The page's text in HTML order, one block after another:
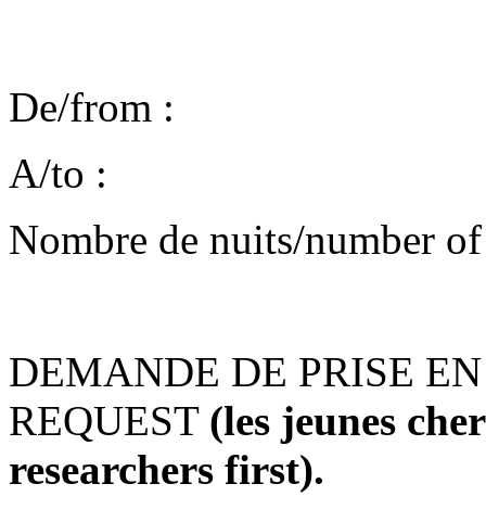
De/from :
A/to :
Nombre de nuits/number
DEMANDE DE PRISE
REQUEST (les jeunes
researchers first).